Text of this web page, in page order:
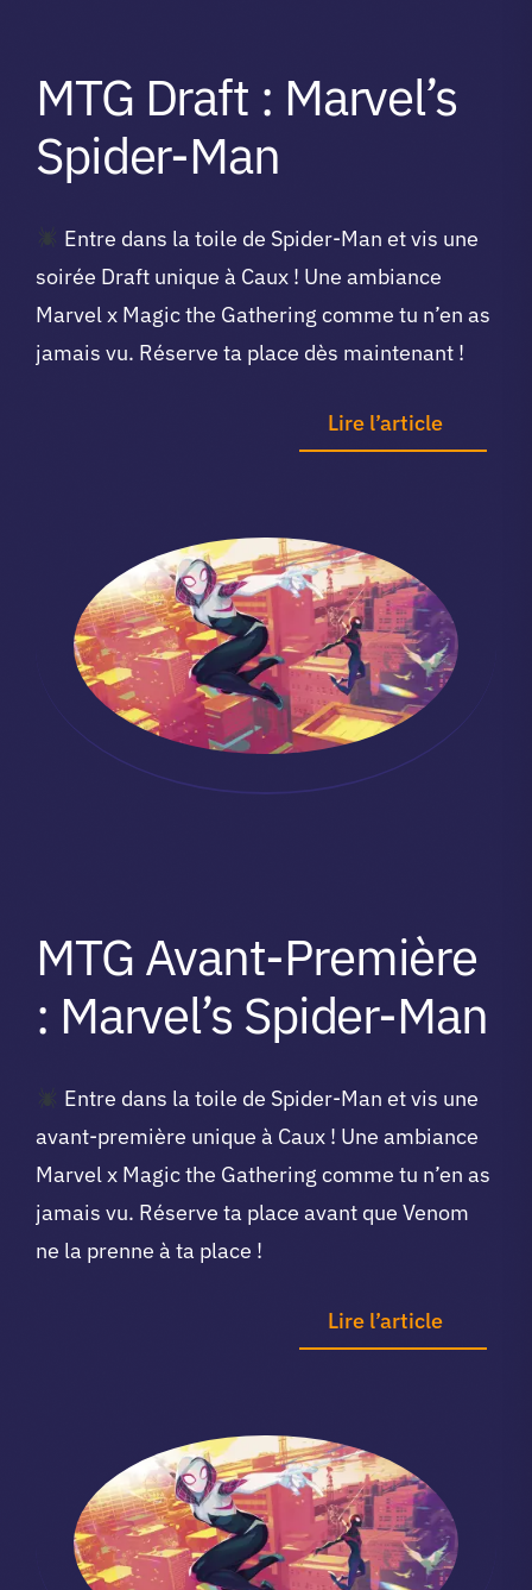
MTG Draft : Marvel’s
Spider-Man
Entre dans la toile de Spider-Man et vis une
soirée Draft unique à Caux ! Une ambiance
Marvel x Magic the Gathering comme tu n’en as
jamais vu. Réserve ta place dès maintenant !
Lire l’article
MTG Avant-Première
: Marvel’s Spider-Man
Entre dans la toile de Spider-Man et vis une
avant-première unique à Caux ! Une ambiance
Marvel x Magic the Gathering comme tu n’en as
jamais vu. Réserve ta place avant que Venom
ne la prenne à ta place !
Lire l’article